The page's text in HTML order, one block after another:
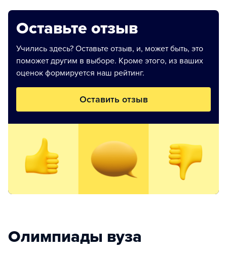
Оставьте отзыв
Учились здесь? Оставьте отзыв, и, может быть, это
поможет другим в выборе. Кроме этого, из ваших
оценок формируется наш рейтинг.
Оставить отзыв
Олимпиады вуза